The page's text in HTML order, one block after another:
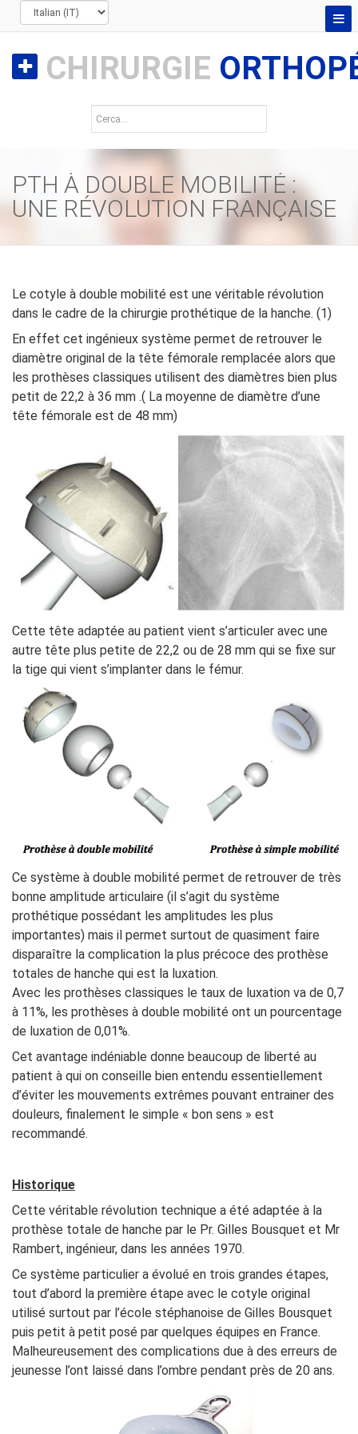
CHIRURGIE
PTH À DOUBLE MOBILITÉ :
UNE RÉVOLUTION FRANÇAISE
Le cotyle à double mobilité est une véritable révolution
dans le cadre de la chirurgie prothétique de la hanche. (1)
En effet cet ingénieux système permet de retrouver le
diamètre original de la tête fémorale remplacée alors que
les prothèses classiques utilisent des diamètres bien plus
petit de 22,2 à 36 mm .( La moyenne de diamètre d’une
tête fémorale est de 48 mm)
Cette tête adaptée au patient vient s’articuler avec une
autre tête plus petite de 22,2 ou de 28 mm qui se fixe sur
la tige qui vient s’implanter dans le fémur.
Ce système à double mobilité permet de retrouver de très
bonne amplitude articulaire (il s’agit du système
prothétique possédant les amplitudes les plus
importantes) mais il permet surtout de quasiment faire
disparaître la complication la plus précoce des prothèse
totales de hanche qui est la luxation.
Avec les prothèses classiques le taux de luxation va de 0,7
à 11%, les prothèses à double mobilité ont un pourcentage
de luxation de 0,01%.
Cet avantage indéniable donne beaucoup de liberté au
patient à qui on conseille bien entendu essentiellement
d’éviter les mouvements extrêmes pouvant entrainer des
douleurs, finalement le simple « bon sens » est
recommandé.
Historique
Cette véritable révolution technique a été adaptée à la
prothèse totale de hanche par le Pr. Gilles Bousquet et Mr
Rambert, ingénieur, dans les années 1970.
Ce système particulier a évolué en trois grandes étapes,
tout d’abord la première étape avec le cotyle original
utilisé surtout par l’école stéphanoise de Gilles Bousquet
puis petit à petit posé par quelques équipes en France.
Malheureusement des complications due à des erreurs de
jeunesse l’ont laissé dans l’ombre pendant près de 20 ans.